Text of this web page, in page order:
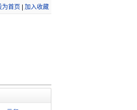
为首页 加入收藏